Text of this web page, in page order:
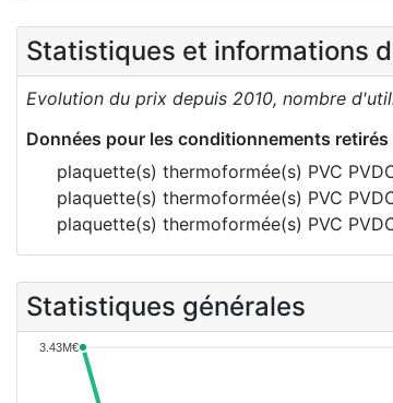
Statistiques et informations
Evolution du prix depuis 2010, nombre
Données pour les conditionnements
plaquette(s) thermoformée(s) PVC
plaquette(s) thermoformée(s) PVC
plaquette(s) thermoformée(s) PVC
Statistiques générales
3.43M€